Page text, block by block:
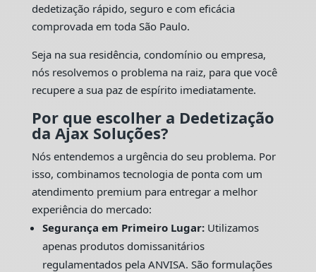
dedetização rápido, seguro e com eficácia
comprovada em toda São Paulo.
Seja na sua residência, condomínio ou empresa,
nós resolvemos o problema na raiz, para que você
recupere a sua paz de espírito imediatamente.
Por que escolher a Dedetização
da Ajax Soluções?
Nós entendemos a urgência do seu problema. Por
isso, combinamos tecnologia de ponta com um
atendimento premium para entregar a melhor
experiência do mercado:
Segurança em Primeiro Lugar:Utilizamos
apenas produtos domissanitários
regulamentados pela ANVISA. São formulações